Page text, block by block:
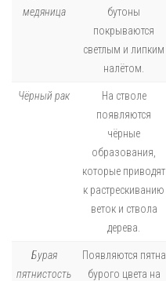
медяница
бутоны
покрываются
светлым и липким
налётом.
Чёрный рак
На стволе
появляются
чёрные
образования,
которые приводят
к растрескиванию
веток и ствола
дерева.
Бурая
пятнистость
Появляются пятна
бурого цвета на